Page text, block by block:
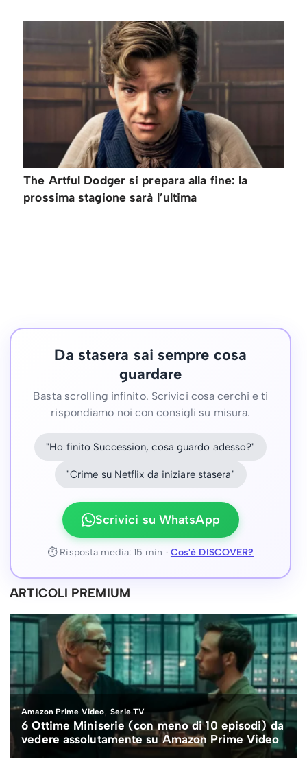
The Artful Dodger si prepara alla fine: la
prossima stagione sarà l’ultima
Da stasera sai sempre cosa
guardare
Basta scrolling infinito. Scrivici cosa cerchi e ti
rispondiamo noi con consigli su misura.
"Ho finito Succession, cosa guardo adesso?"
"Crime su Netflix da iniziare stasera"
Scrivici su WhatsApp
⏱ Risposta media: 15 min · Cos'è DISCOVER?
ARTICOLI PREMIUM